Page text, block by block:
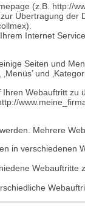
(z.B. http://
Übertragung der
Internet
Seiten und
und
Ihren Webauftritt
Mehrere
in verschiedenen
Webauftritte